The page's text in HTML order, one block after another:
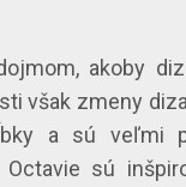
akoby
však zmeny
a sú veľmi
sú